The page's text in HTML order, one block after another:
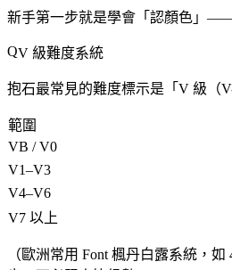
新手第一步就是學會「認顏色」
V 級難度系統
抱石最常見的難度標示是「 V 級（V-
範圍
VB / V0
V1–V3
V4–V6
V7 以上
（歐洲常用 Font 楓丹白露系統，